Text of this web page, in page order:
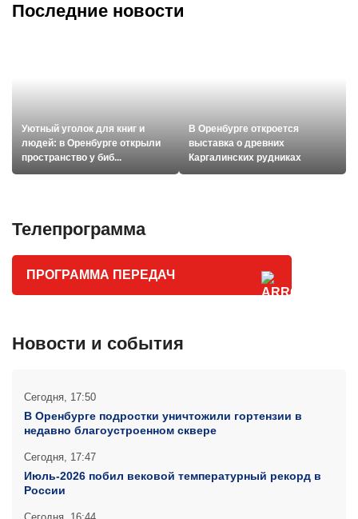
Последние новости
Уютный уголок для книг и
людей: в Оренбурге открыли
пространство у биб...
В Оренбурге откроется
выставка о древних
Каргалинских рудниках
Телепрограмма
ПРОГРАММА ПЕРЕДАЧ
19:30
«ПОГОВОРИТЕ
С ДОКТОРОМ»
МЕЛОДРАМА,
РОССИЯ,
22:00
№63-64
(16+)
РОССИЯ,
Новости и события
Сегодня, 17:50
В Оренбурге подростки уничтожили гортензии в
недавно благоустроенном сквере
Сегодня, 17:47
Июль-2026 побил вековой температурный рекорд в
России